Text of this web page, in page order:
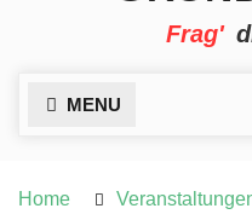
MENU
Home